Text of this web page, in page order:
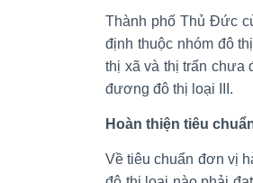
Thành phố Thủ Đức
định thuộc nhóm đô
thị xã và thị trấn chưa
đương đô thị loại III.
Hoàn thiện tiêu
Về tiêu chuẩn đơn vị